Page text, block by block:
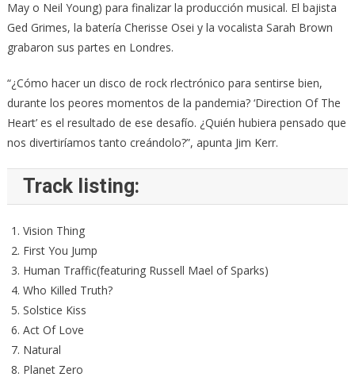
May o Neil Young) para finalizar la producción musical. El bajista
Ged Grimes, la batería Cherisse Osei y la vocalista Sarah Brown
grabaron sus partes en Londres.
“¿Cómo hacer un disco de rock rlectrónico para sentirse bien,
durante los peores momentos de la pandemia? ‘Direction Of The
Heart’ es el resultado de ese desafío. ¿Quién hubiera pensado que
nos divertiríamos tanto creándolo?”, apunta Jim Kerr.
Track listing:
Vision Thing
First You Jump
Human Traffic(featuring Russell Mael of Sparks)
Who Killed Truth?
Solstice Kiss
Act Of Love
Natural
Planet Zero